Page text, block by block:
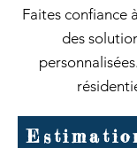
Faites confiance
des